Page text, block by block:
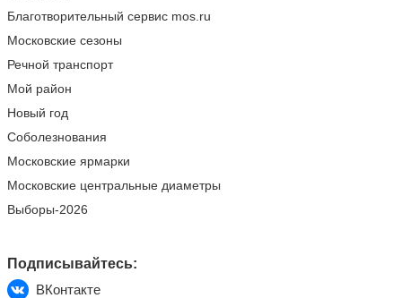
Благотворительный сервис mos.ru
Московские сезоны
Речной транспорт
Мой район
Новый год
Соболезнования
Московские ярмарки
Московские центральные диаметры
Выборы-2026
Подписывайтесь:
ВКонтакте